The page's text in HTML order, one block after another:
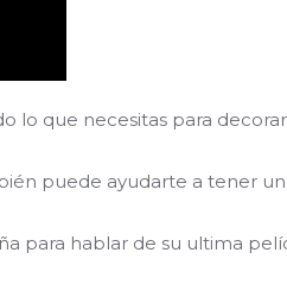
lo que necesitas para
puede ayudarte a tener
para hablar de su ultima